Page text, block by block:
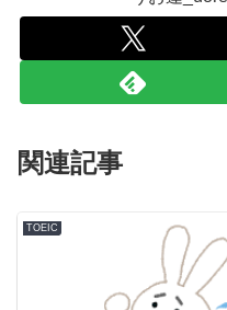
関連記事
TOEIC